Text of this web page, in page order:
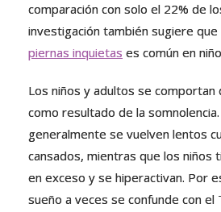
comparación con solo el 22% de
investigación también sugiere que
piernas inquietas es común en
Los niños y adultos se
como resultado de la
generalmente se vuelven lentos
cansados, mientras que los niños
en exceso y se hiperactivan. Por
sueño a veces se confunde con el